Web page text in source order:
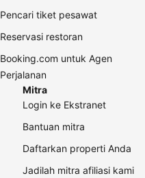
Pencari tiket pesawat
Reservasi restoran
Booking.com untuk Agen
Perjalanan
Mitra
Login ke Ekstranet
Bantuan mitra
Daftarkan properti Anda
Jadilah mitra afiliasi kami